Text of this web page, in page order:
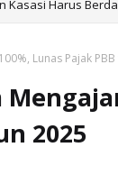
Lunas Pajak
2025